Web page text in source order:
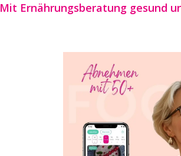
Ernährungsberatung gesund